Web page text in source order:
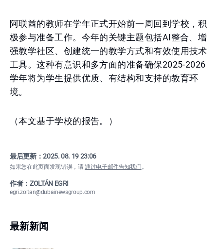
阿联酋的教师在学年正式开始前一周回到学校，积
极参与准备工作。今年的关键主题包括AI整合、增
强教学社区、创建统一的教学方式和有效使用技术
工具。这种有意识和多方面的准备确保2025-2026
学年将为学生提供优质、有结构和支持的教育环
境。
（本文基于学校的报告。）
最后更新：2025. 08. 19 23:06
如果您在此页面发现错误，请通过电子邮件告知我们。
作者：ZOLTÁN EGRI
egri.zoltan@dubainewsgroup.com
最新新闻